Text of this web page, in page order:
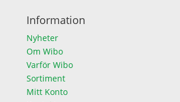
Information
Nyheter
Om Wibo
Varför Wibo
Sortiment
Mitt Konto